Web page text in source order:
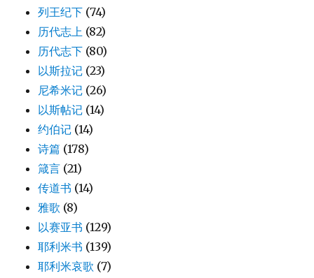
列王纪下 (74)
历代志上 (82)
历代志下 (80)
以斯拉记 (23)
尼希米记 (26)
以斯帖记 (14)
约伯记 (14)
诗篇 (178)
箴言 (21)
传道书 (14)
雅歌 (8)
以赛亚书 (129)
耶利米书 (139)
耶利米哀歌 (7)